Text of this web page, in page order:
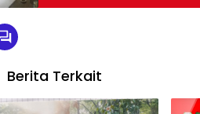
Berita Terkait